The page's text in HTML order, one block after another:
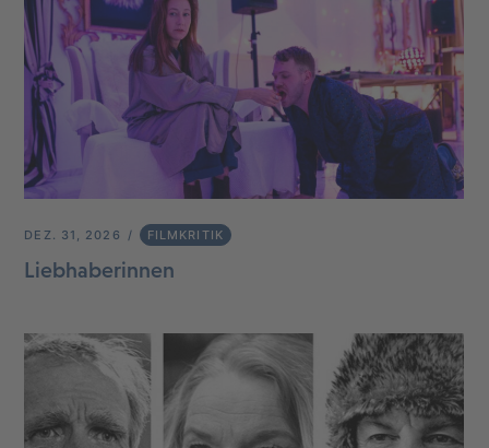
DEZ. 31, 2026 FILMKRITIK
Liebhaberinnen